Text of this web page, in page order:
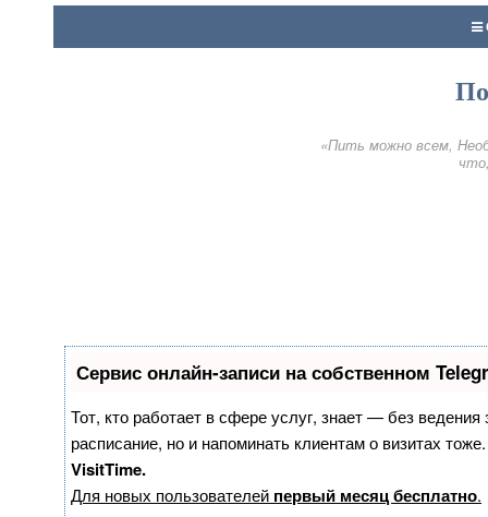
«Пить можно всем,
Сервис онлайн-записи на собственном
Тот, кто работает в сфере услуг, знает — без
расписание, но и напоминать клиентам о визитах
VisitTime.
Для новых пользователей первый месяц бесплатно.